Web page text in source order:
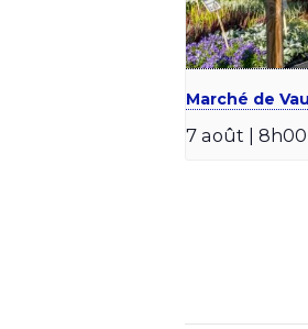
Marché de
7 août | 8h00